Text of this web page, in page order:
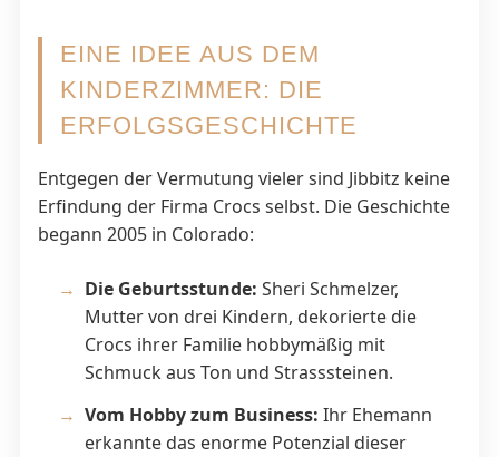
EINE IDEE AUS DEM
KINDERZIMMER: DIE
ERFOLGSGESCHICHTE
Entgegen der Vermutung vieler sind Jibbitz keine
Erfindung der Firma Crocs selbst. Die Geschichte
begann 2005 in Colorado:
Die Geburtsstunde: Sheri Schmelzer,
Mutter von drei Kindern, dekorierte die
Crocs ihrer Familie hobbymäßig mit
Schmuck aus Ton und Strasssteinen.
Vom Hobby zum Business: Ihr Ehemann
erkannte das enorme Potenzial dieser